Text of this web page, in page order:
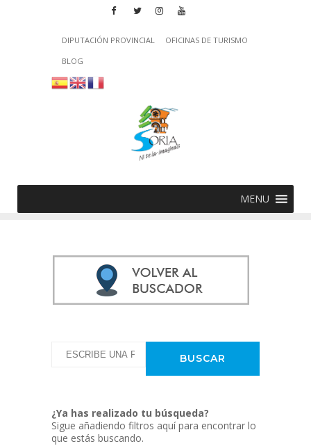
DIPUTACIÓN PROVINCIAL
OFICINAS DE TURISMO
BLOG
MENU
¿Ya has realizado tu búsqueda?
Sigue añadiendo filtros aquí para encontrar lo
que estás buscando.